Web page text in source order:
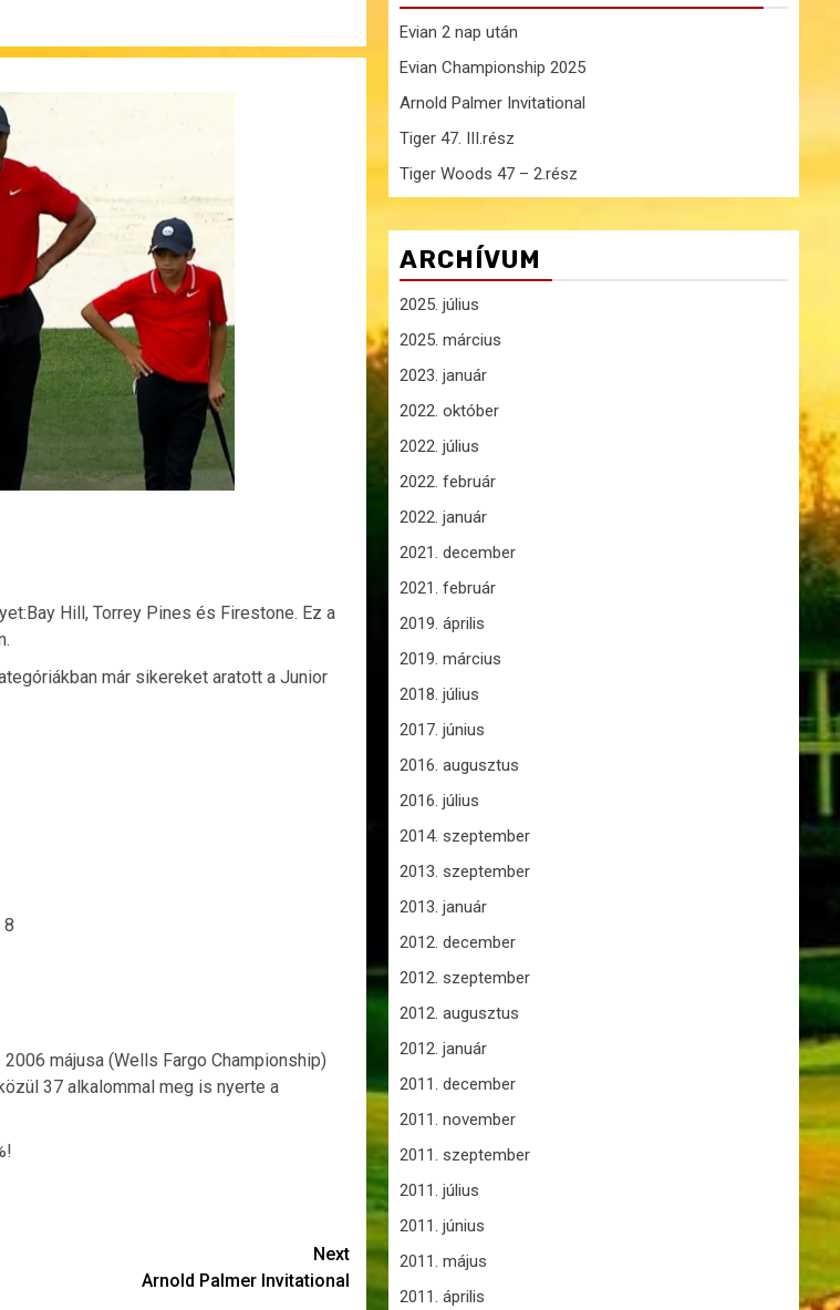
Hill, Torrey Pines és Firestone. Ez a
már sikereket aratott a Junior
8
májusa (Wells Fargo Championship)
37 alkalommal meg is nyerte a
Next
Arnold Palmer Invitational
Evian 2 nap után
Evian Championship 2025
Arnold Palmer Invitational
Tiger 47. III.rész
Tiger Woods 47 – 2.rész
ARCHÍVUM
2025. július
2025. március
2023. január
2022. október
2022. július
2022. február
2022. január
2021. december
2021. február
2019. április
2019. március
2018. július
2017. június
2016. augusztus
2016. július
2014. szeptember
2013. szeptember
2013. január
2012. december
2012. szeptember
2012. augusztus
2012. január
2011. december
2011. november
2011. szeptember
2011. július
2011. június
2011. május
2011. április